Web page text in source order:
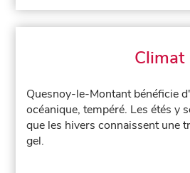
Climat
Quesnoy-le-Montant bénéficie
océanique, tempéré. Les étés y
que les hivers connaissent une
gel.